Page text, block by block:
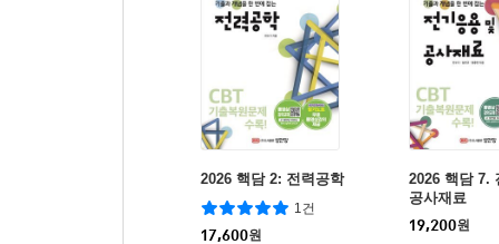
2026 핵담 2: 전력공학
1건
17,600원
2026 핵담 7.
공사재료
19,200원